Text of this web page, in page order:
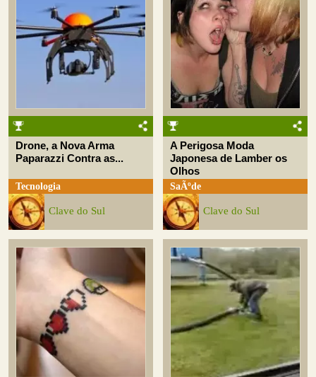
Drone, a Nova Arma
Paparazzi Contra as...
Tecnologia
Clave do Sul
A Perigosa Moda
Japonesa de Lamber os
Olhos
SaÃºde
Clave do Sul